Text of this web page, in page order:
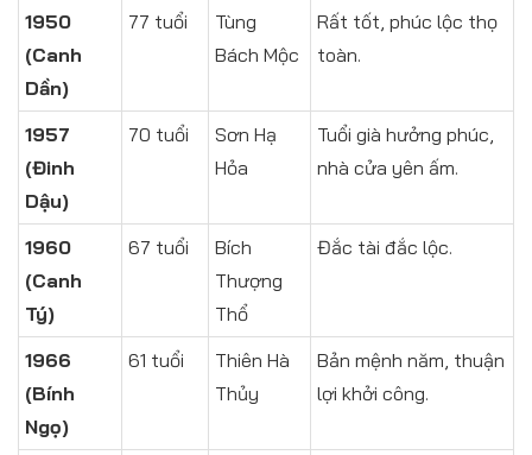
1950
(Canh
Dần)
77 tuổi
Tùng
Bách Mộc
Rất tốt, phúc lộc thọ
toàn.
1957
(Đinh
Dậu)
70 tuổi
Sơn Hạ
Hỏa
Tuổi già hưởng phúc,
nhà cửa yên ấm.
1960
(Canh
Tý)
67 tuổi
Bích
Thượng
Thổ
Đắc tài đắc lộc.
1966
(Bính
Ngọ)
61 tuổi
Thiên Hà
Thủy
Bản mệnh năm, thuận
lợi khởi công.